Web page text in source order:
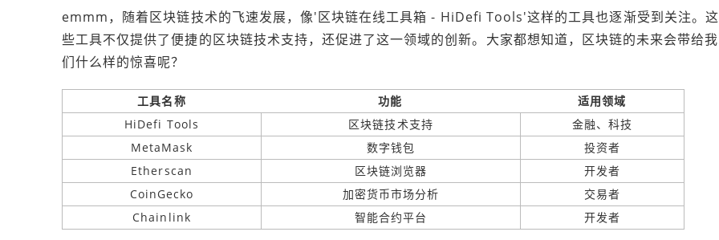
emmm，随着区块链技术的飞速发展，像'区块链在线工具箱 - HiDefi Tools'这样的工具也逐渐受到关注。这
些工具不仅提供了便捷的区块链技术支持，还促进了这一领域的创新。大家都想知道，区块链的未来会带给我
们什么样的惊喜呢？
工具名称 功能
适用领域
HiDefi Tools
区块链技术支持
金融、科技
MetaMask
数字钱包
投资者
Etherscan
区块链浏览器
开发者
CoinGecko
加密货币市场分析
交易者
Chainlink
智能合约平台 开发者